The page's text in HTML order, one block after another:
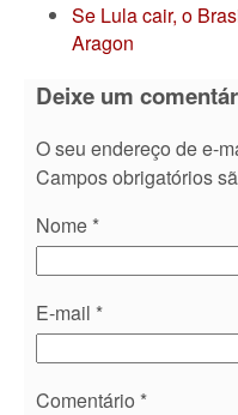
Se Lula cair, o
Aragon
Deixe um
O seu endereço de e-
Campos obrigatórios
Nome *
E-mail *
Comentário *